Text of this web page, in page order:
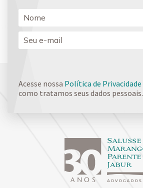
Acesse nossa Política de Privacidade
como tratamos seus dados pessoais.